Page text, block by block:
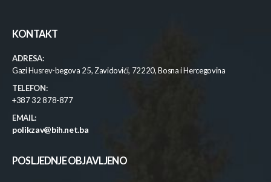
KONTAKT
ADRESA:
Gazi Husrev-begova 25, Zavidovići, 72220, Bosna i Hercegovina
TELEFON:
+387 32 878-877
EMAIL:
polikzav@bih.net.ba
POSLJEDNJE OBJAVLJENO